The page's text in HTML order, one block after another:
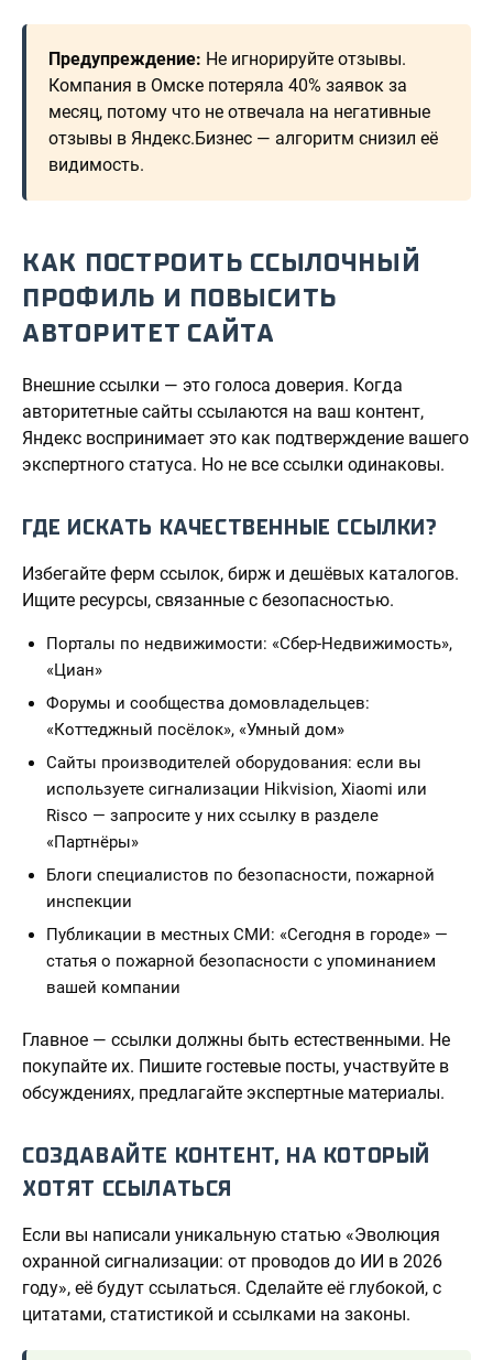
Предупреждение: Не игнорируйте отзывы.
Компания в Омске потеряла 40% заявок за
месяц, потому что не отвечала на негативные
отзывы в Яндекс.Бизнес — алгоритм снизил её
видимость.
КАК ПОСТРОИТЬ ССЫЛОЧНЫЙ
ПРОФИЛЬ И ПОВЫСИТЬ
АВТОРИТЕТ САЙТА
Внешние ссылки — это голоса доверия. Когда
авторитетные сайты ссылаются на ваш контент,
Яндекс воспринимает это как подтверждение вашего
экспертного статуса. Но не все ссылки одинаковы.
ГДЕ ИСКАТЬ КАЧЕСТВЕННЫЕ ССЫЛКИ?
Избегайте ферм ссылок, бирж и дешёвых каталогов.
Ищите ресурсы, связанные с безопасностью.
Порталы по недвижимости: «Сбер-Недвижимость»,
«Циан»
Форумы и сообщества домовладельцев:
«Коттеджный посёлок», «Умный дом»
Сайты производителей оборудования: если вы
используете сигнализации Hikvision, Xiaomi или
Risco — запросите у них ссылку в разделе
«Партнёры»
Блоги специалистов по безопасности, пожарной
инспекции
Публикации в местных СМИ: «Сегодня в городе» —
статья о пожарной безопасности с упоминанием
вашей компании
Главное — ссылки должны быть естественными. Не
покупайте их. Пишите гостевые посты, участвуйте в
обсуждениях, предлагайте экспертные материалы.
СОЗДАВАЙТЕ КОНТЕНТ, НА КОТОРЫЙ
ХОТЯТ ССЫЛАТЬСЯ
Если вы написали уникальную статью «Эволюция
охранной сигнализации: от проводов до ИИ в 2026
году», её будут ссылаться. Сделайте её глубокой, с
цитатами, статистикой и ссылками на законы.